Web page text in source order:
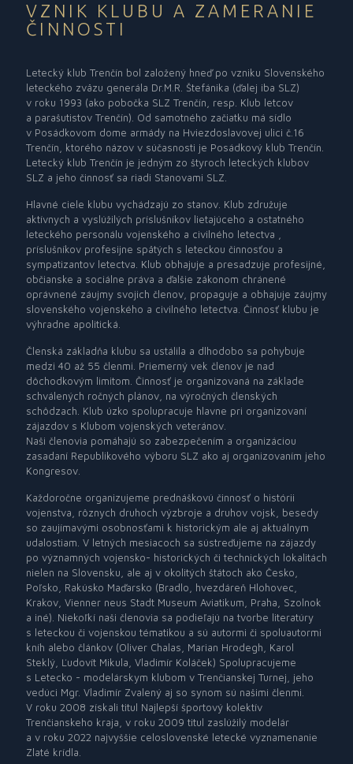
VZNIK KLUBU A ZAMERANIE
ČINNOSTI
Letecký klub Trenčín bol založený hneď po vzniku Slovenského
leteckého zväzu generála Dr.M.R. Štefánika (ďalej iba SLZ)
v roku 1993 (ako pobočka SLZ Trenčín, resp. Klub letcov
a parašutistov Trenčín). Od samotného začiatku má sídlo
v Posádkovom dome armády na Hviezdoslavovej ulici č.16
Trenčín, ktorého názov v súčasnosti je Posádkový klub Trenčín.
Letecký klub Trenčín je jedným zo štyroch leteckých klubov
SLZ a jeho činnosť sa riadi Stanovami SLZ.
Hlavné ciele klubu vychádzajú zo stanov. Klub združuje
aktívnych a vyslúžilých príslušníkov lietajúceho a ostatného
leteckého personálu vojenského a civilného letectva ,
príslušníkov profesijne spätých s leteckou činnosťou a
sympatizantov letectva. Klub obhajuje a presadzuje profesijné,
občianske a sociálne práva a ďalšie zákonom chránené
oprávnené záujmy svojich členov, propaguje a obhajuje záujmy
slovenského vojenského a civilného letectva. Činnosť klubu je
výhradne apolitická.
Členská základňa klubu sa ustálila a dlhodobo sa pohybuje
medzi 40 až 55 členmi. Priemerný vek členov je nad
dôchodkovým limitom. Činnosť je organizovaná na základe
schválených ročných plánov, na výročných členských
schôdzach. Klub úzko spolupracuje hlavne pri organizovaní
zájazdov s Klubom vojenských veteránov.
Naši členovia pomáhajú so zabezpečením a organizáciou
zasadaní Republikového výboru SLZ ako aj organizovaním jeho
Kongresov.
Každoročne organizujeme prednáškovú činnosť o histórii
vojenstva, rôznych druhoch výzbroje a druhov vojsk, besedy
so zaujímavými osobnosťami k historickým ale aj aktuálnym
udalostiam. V letných mesiacoch sa sústreďujeme na zájazdy
po významných vojensko- historických či technických lokalitách
nielen na Slovensku, ale aj v okolitých štátoch ako Česko,
Poľsko, Rakúsko Maďarsko (Bradlo, hvezdáreň Hlohovec,
Krakov, Vienner neus Stadt Museum Aviatikum, Praha, Szolnok
a iné). Niekoľkí naši členovia sa podieľajú na tvorbe literatúry
s leteckou či vojenskou tématikou a sú autormi či spoluautormi
kníh alebo článkov (Oliver Chalas, Marian Hrodegh, Karol
Steklý, Ľudovít Mikula, Vladimír Koláček) Spolupracujeme
s Letecko - modelárskym klubom v Trenčianskej Turnej, jeho
vedúci Mgr. Vladimír Zvalený aj so synom sú našimi členmi.
V roku 2008 získali titul Najlepší športový kolektív
Trenčianskeho kraja, v roku 2009 titul zaslúžilý modelár
a v roku 2022 najvyššie celoslovenské letecké vyznamenanie
Zlaté krídla.